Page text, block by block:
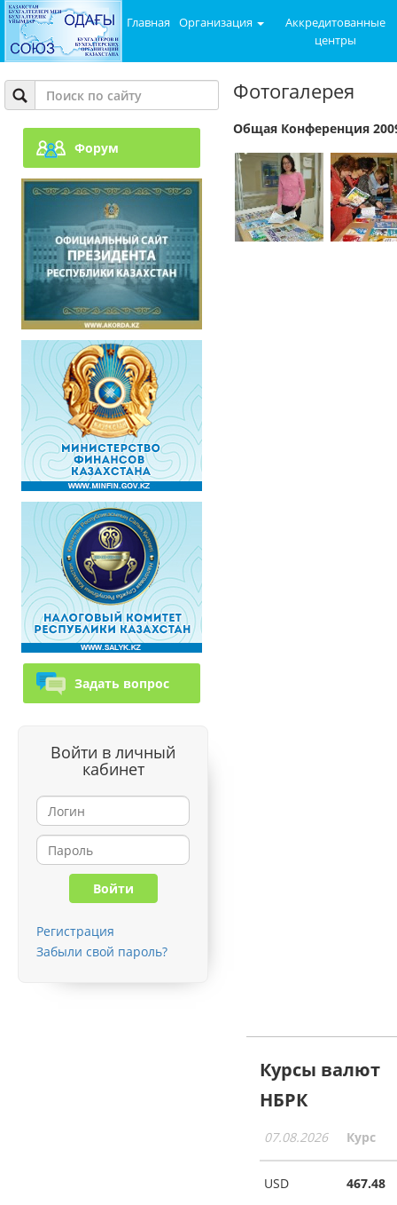
Главная Организация
Аккредитованные
центры
Форум
Задать вопрос
Войти в личный
кабинет
Регистрация
Забыли свой пароль?
Фотогалерея
Общая Конференция
Курсы валют
НБРК
07.08.2026 Курс
USD 467.48